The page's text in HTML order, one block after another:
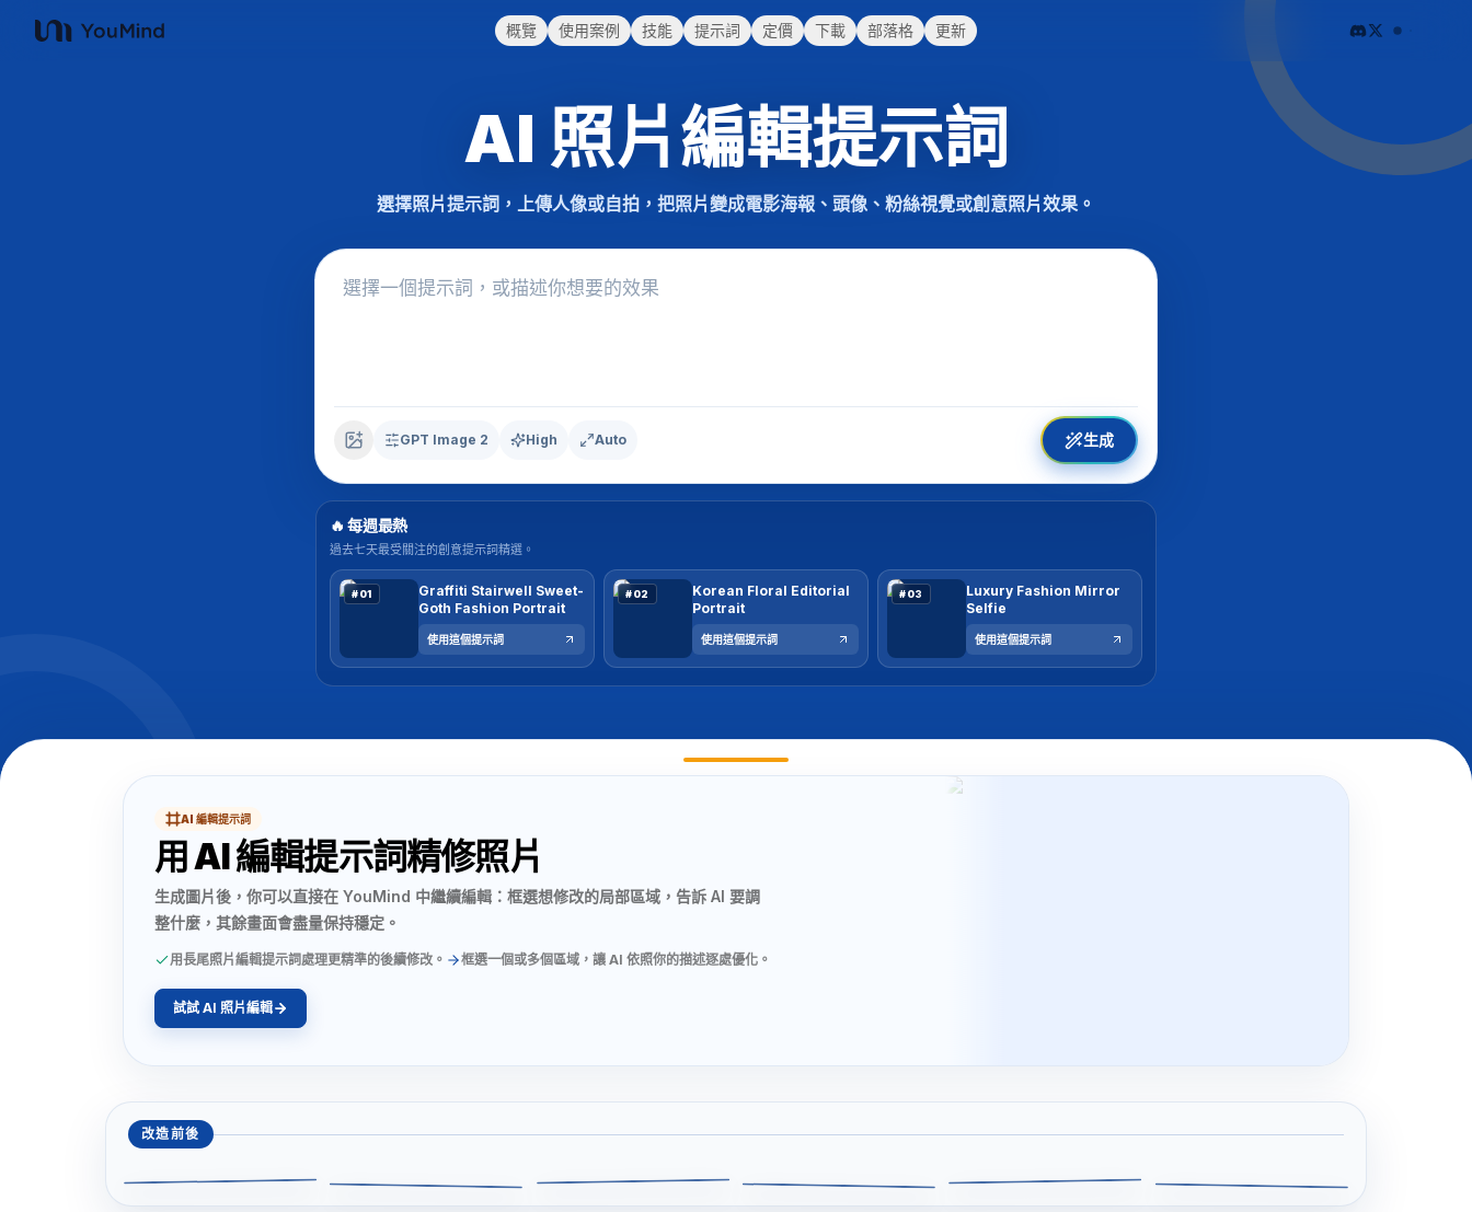
YouMind
概覽 使用案例 技能 提示詞 定價 下載 部落格 更新
AI 照片編輯提示詞
選擇照片提示詞，上傳人像或自拍，把照片變成電影海報、頭像、粉絲視覺或創意照片效果。
GPT Image 2 High Auto 生成
🔥 每週最熱
過去七天最受關注的創意提示詞精選。
#01
Graffiti Stairwell Sweet-
Goth Fashion Portrait
使用這個提示詞
#02
Korean Floral Editorial
Portrait
使用這個提示詞
#03
Luxury Fashion Mirror
Selfie
使用這個提示詞
AI 編輯提示詞
用 AI 編輯提示詞精修照片
生成圖片後，你可以直接在 YouMind 中繼續編輯：框選想修改的局部區域，告訴 AI 要調
整什麼，其餘畫面會盡量保持穩定。
用長尾照片編輯提示詞處理更精準的後續修改。 框選一個或多個區域，讓 AI 依照你的描述逐處優化。
試試 AI 照片編輯
改造前後